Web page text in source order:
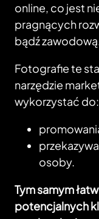
online, co jest
pragnących
bądź
Fotografie te
narzędzie
wykorzystać do:
osoby.
Tym samym
potencjalnych